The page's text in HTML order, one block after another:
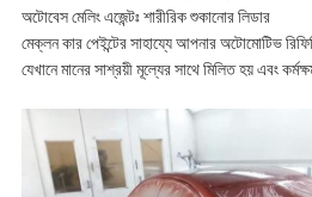
অটোবেস মেলিং এজেন্টঃ শারীরিক শুকানোর লিডার
মেক্লন কার পেইন্টের সাহায্যে আপনার অটোমোটিভ
যেখানে মানের সাশ্রয়ী মূল্যের সাথে মিলিত হয় এবং